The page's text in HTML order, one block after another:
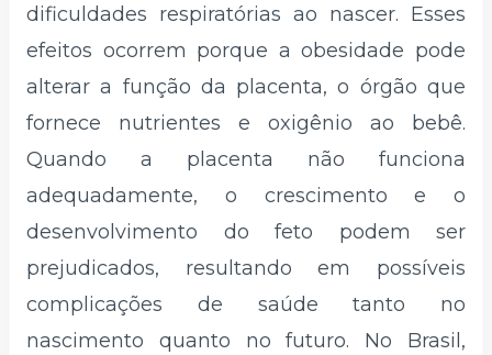
dificuldades respiratórias ao nascer. Esses
efeitos ocorrem porque a obesidade pode
alterar a função da placenta, o órgão que
fornece nutrientes e oxigênio ao bebê.
Quando a placenta não funciona
adequadamente, o crescimento e o
desenvolvimento do feto podem ser
prejudicados, resultando em possíveis
complicações de saúde tanto no
nascimento quanto no futuro. No Brasil,